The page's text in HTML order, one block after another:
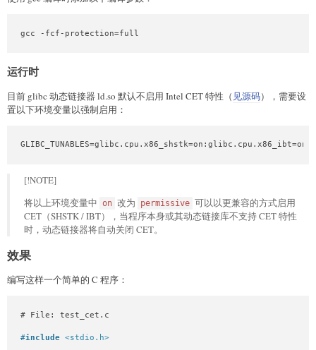
gcc -fcf-protection=full
运行时
目前 glibc 动态链接器 ld.so 默认不启用 Intel CET 特性（ 见源码），需要设
置以下环境变量以强制启用：
[!NOTE]
将以上环境变量中 on 改为 permissive 可以以更兼容的方式启用
CET（SHSTK / IBT），当程序本身或其动态链接库不支持 CET 特性
时，动态链接器将自动关闭 CET。
效果
编写这样一个简单的 C 程序：
# File: test_cet.c
#include <stdio.h>